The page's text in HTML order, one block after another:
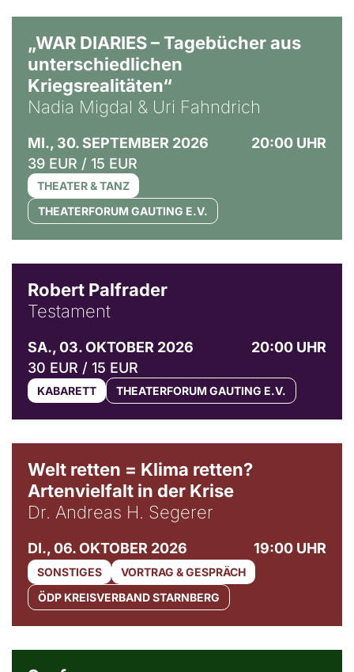
„WAR DIARIES – Tagebücher aus
unterschiedlichen
Kriegsrealitäten“
Nadia Migdal & Uri Fahndrich
MI., 30. SEPTEMBER 2026
20:00 UHR
39 EUR / 15 EUR
THEATER & TANZ
THEATERFORUM GAUTING E.V.
Robert Palfrader
Testament
SA., 03. OKTOBER 2026
20:00 UHR
30 EUR / 15 EUR
KABARETT THEATERFORUM GAUTING E.V.
Welt retten = Klima retten?
Artenvielfalt in der Krise
Dr. Andreas H. Segerer
DI., 06. OKTOBER 2026 19:00 UHR
SONSTIGES
VORTRAG & GESPRÄCH
ÖDP KREISVERBAND STARNBERG